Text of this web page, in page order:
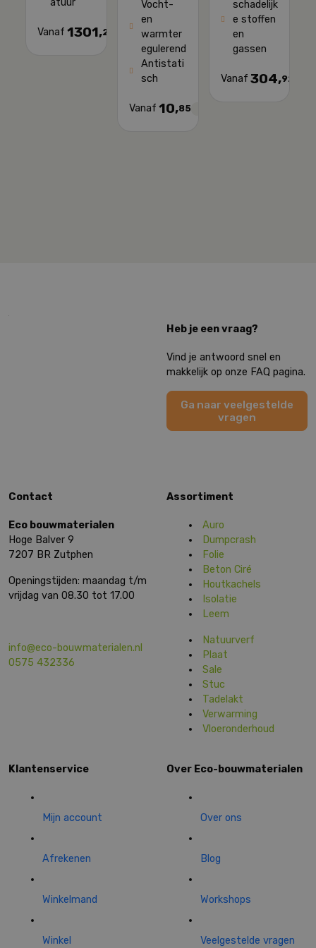
atuur
Vanaf 1301,20
Vocht-
en
warmter
egulerend
Antistati
sch
Vanaf 10,85
schadelijk
e stoffen
en
gassen
Vanaf 304,92
Heb je een vraag?
Vind je antwoord snel en
makkelijk op onze FAQ pagina.
Ga naar veelgestelde
vragen
Contact
Eco bouwmaterialen
Hoge Balver 9
7207 BR Zutphen
Openingstijden: maandag t/m
vrijdag van 08.30 tot 17.00
info@eco-bouwmaterialen.nl
0575 432336
Assortiment
Auro
Dumpcrash
Folie
Beton Ciré
Houtkachels
Isolatie
Leem
Natuurverf
Plaat
Sale
Stuc
Tadelakt
Verwarming
Vloeronderhoud
Klantenservice
Mijn account
Afrekenen
Winkelmand
Winkel
Over Eco-bouwmaterialen
Over ons
Blog
Workshops
Veelgestelde vragen